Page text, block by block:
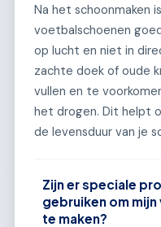
Na het schoonmaken
voetbalschoenen
op lucht en niet in
zachte doek of oude
vullen en te
het drogen. Dit helpt
de levensduur van je
Zijn er speciale
gebruiken om
te maken?